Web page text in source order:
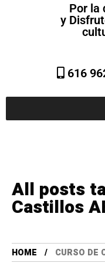
Por la
y
616
All posts
Castillos
HOME CURSO DE